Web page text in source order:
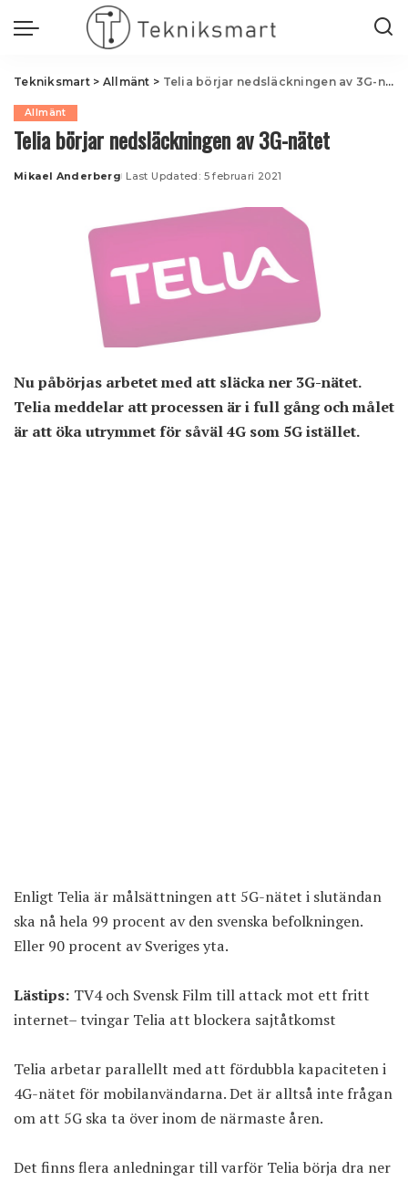
Tekniksmart> Allmänt > Telia börjar nedsläckningen av 3G-nätet
Allmänt
Telia börjar nedsläckningen av 3G-nätet
Posted
Mikael Anderberg Last Updated: 5 februari 2021
Nu påbörjas arbetet med att släcka ner 3G-nätet.
Telia meddelar att processen är i full gång och målet
är att öka utrymmet för såväl 4G som 5G istället.
Enligt Telia är målsättningen att 5G-nätet i slutändan
ska nå hela 99 procent av den svenska befolkningen.
Eller 90 procent av Sveriges yta.
Lästips: TV4 och Svensk Film till attack mot ett fritt
internet– tvingar Telia att blockera sajtåtkomst
Telia arbetar parallellt med att fördubbla kapaciteten i
4G-nätet för mobilanvändarna. Det är alltså inte frågan
om att 5G ska ta över inom de närmaste åren.
Det finns flera anledningar till varför Telia börja dra ner